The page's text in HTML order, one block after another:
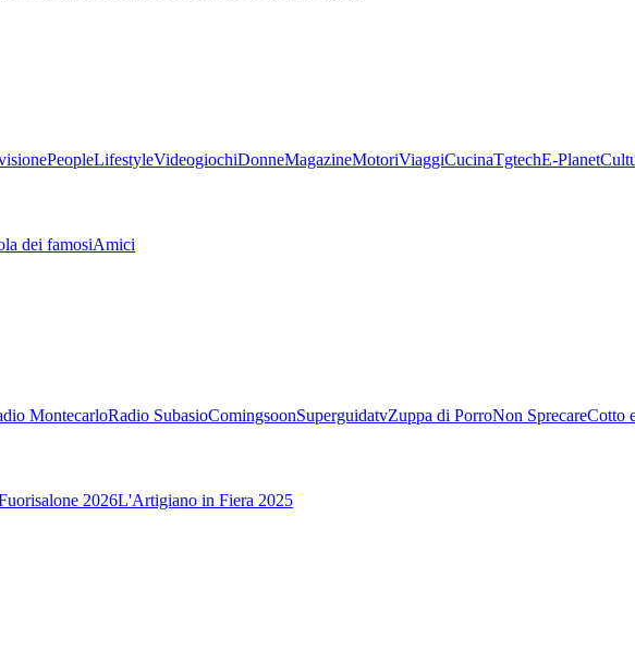
PeopleLifestyleVideogiochiDonneMagazineMotoriViaggiCucinaTgtechE-Planet
dei famosiAmici
MontecarloRadio SubasioComingsoonSuperguidatvZuppa di PorroNon SprecareCotto
2026L'Artigiano in Fiera 2025